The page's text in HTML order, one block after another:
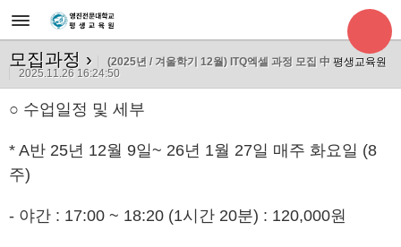
모집과정 › (2025년 / 겨울학기 12월) ITQ엑셀 과정 모집 中 평생교육원
2025.11.26 16:24:50
○ 수업일정 및 세부
* A반 25년 12월 9일~ 26년 1월 27일 매주 화요일 (8
주)
- 야간 : 17:00 ~ 18:20 (1시간 20분) : 120,000원